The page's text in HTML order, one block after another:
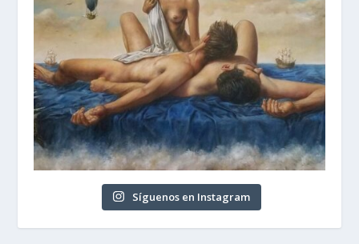
Síguenos en Instagram